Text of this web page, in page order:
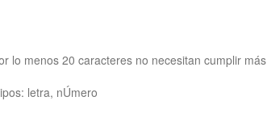
lo menos 20 caracteres no necesitan cumplir más
letra, nÚmero